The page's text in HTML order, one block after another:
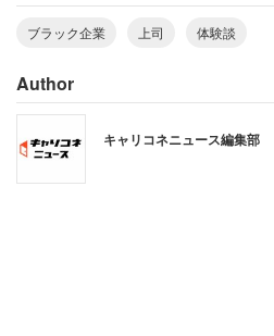
ブラック企業 上司 体験談
Author
キャリコネニュース編集部